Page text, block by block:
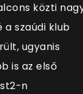
közti
szaúdi klub
ugyanis
is az első
n